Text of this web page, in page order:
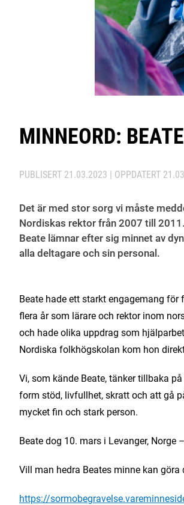
MINNEORD:
PUBLISERT 21.03.2023 | OPPDATERT
Det är med stor sorg vi måste
Nordiskas rektor från 2007 till 2011.
Beate lämnar efter sig minnet av
alla deltagare och sin personal.
Beate hade ett starkt engagemang
flera år som lärare och rektor inom
och hade olika uppdrag som
Nordiska folkhögskolan kom hon
Vi, som kände Beate, tänker tillbaka
form stöd, livfullhet, skratt och att gå
mycket fin och stark person.
Beate dog 10. mars i Levanger,
Vill man hedra Beates minne kan göra
https://